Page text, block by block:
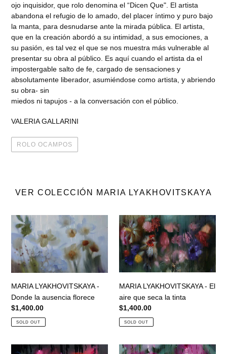
ojo inquisidor, que rolo denomina el “Dicen Que". El artista
abandona el refugio de lo amado, del placer íntimo y puro bajo
la manta, para desnudarse ante la mirada pública. El artista,
que en la creación abordó a su intimidad, a sus emociones, a
su pasión, es tal vez el que se nos muestra más vulnerable al
presentar su obra al público. Es aquí cuando el artista da el
impostergable salto de fe, cargado de sensaciones y
absolutamente liberador, asumiéndose como artista, y abriendo
su obra- sin
miedos ni tapujos - a la conversación con el público.
VALERIA GALLARINI
ROLO OCAMPOS
VER COLECCIÓN MARIA LYAKHOVITSKAYA
MARIA
LYAKHOVITSKAYA
-
Donde
la
ausencia
florece
MARIA LYAKHOVITSKAYA -
Donde la ausencia florece
Regular
price
$1,400.00
SOLD OUT
MARIA
LYAKHOVITSKAYA
-
El
aire
seca
la
tinta
MARIA LYAKHOVITSKAYA - El
aire que seca la tinta
Regular
price
$1,400.00
SOLD OUT
MARIA
MARIA